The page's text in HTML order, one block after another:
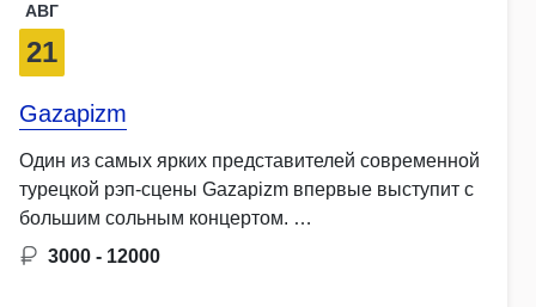
АВГ
21
Gazapizm
Один из самых ярких представителей современной
турецкой рэп-сцены Gazapizm впервые выступит с
большим сольным концертом. …
3000 - 12000